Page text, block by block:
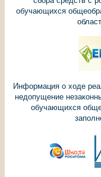
обучающихся
Информация о ходе
недопущение
обучающихся